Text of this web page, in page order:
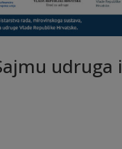
udruga i